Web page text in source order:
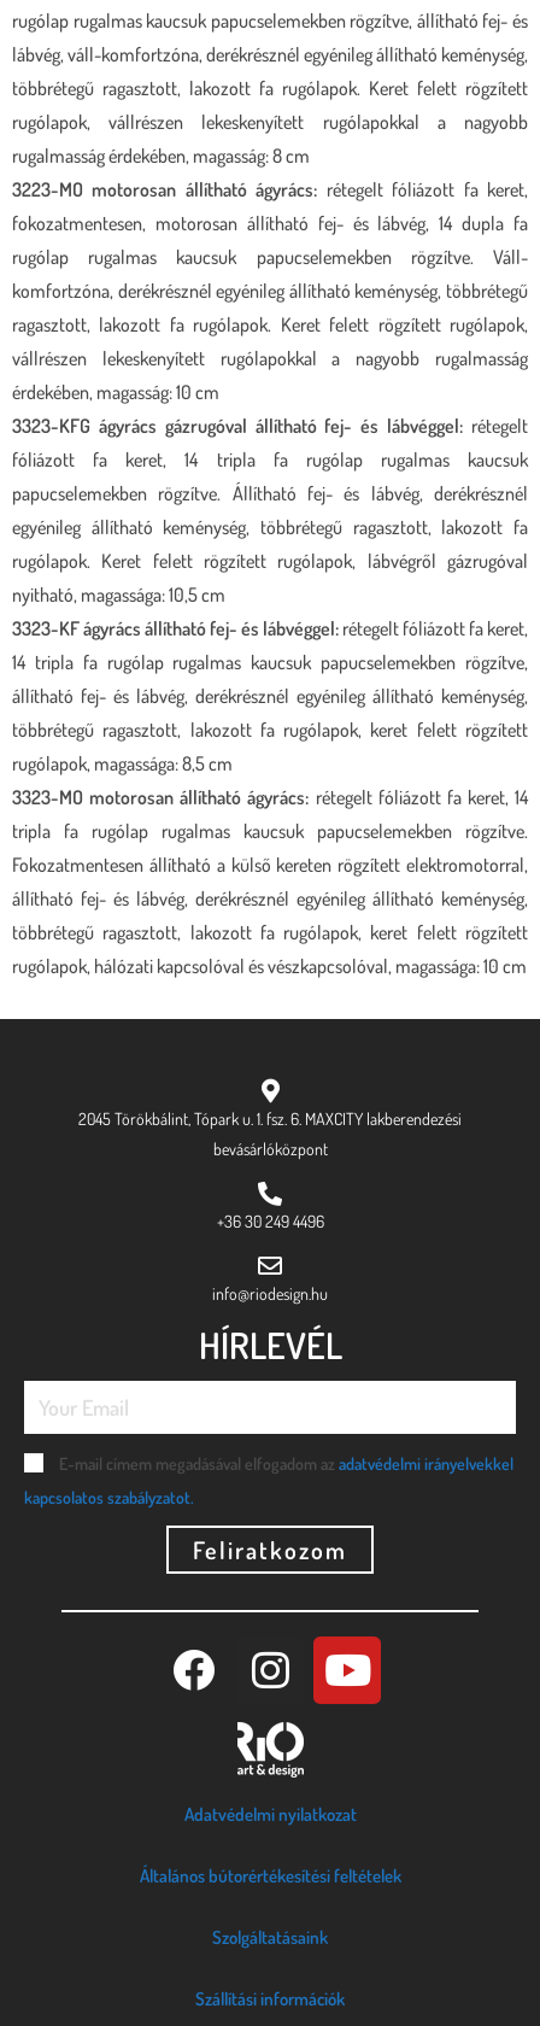
rugólap rugalmas kaucsuk papucselemekben rögzítve, állítható fej- és
lábvég, váll-komfortzóna, derékrésznél egyénileg állítható keménység,
többrétegű ragasztott, lakozott fa rugólapok. Keret felett rögzített
rugólapok, vállrészen lekeskenyített rugólapokkal a nagyobb
rugalmasság érdekében, magasság: 8 cm
3223-MO motorosan állítható ágyrács: rétegelt fóliázott fa keret,
fokozatmentesen, motorosan állítható fej- és lábvég, 14 dupla fa
rugólap rugalmas kaucsuk papucselemekben rögzítve. Váll-
komfortzóna, derékrésznél egyénileg állítható keménység, többrétegű
ragasztott, lakozott fa rugólapok. Keret felett rögzített rugólapok,
vállrészen lekeskenyített rugólapokkal a nagyobb rugalmasság
érdekében, magasság: 10 cm
3323-KFG ágyrács gázrugóval állítható fej- és lábvéggel: rétegelt
fóliázott fa keret, 14 tripla fa rugólap rugalmas kaucsuk
papucselemekben rögzítve. Állítható fej- és lábvég, derékrésznél
egyénileg állítható keménység, többrétegű ragasztott, lakozott fa
rugólapok. Keret felett rögzített rugólapok, lábvégről gázrugóval
nyitható, magassága: 10,5 cm
3323-KF ágyrács állítható fej- és lábvéggel: rétegelt fóliázott fa keret,
14 tripla fa rugólap rugalmas kaucsuk papucselemekben rögzítve,
állítható fej- és lábvég, derékrésznél egyénileg állítható keménység,
többrétegű ragasztott, lakozott fa rugólapok, keret felett rögzített
rugólapok, magassága: 8,5 cm
3323-MO motorosan állítható ágyrács: rétegelt fóliázott fa keret, 14
tripla fa rugólap rugalmas kaucsuk papucselemekben rögzítve.
Fokozatmentesen állítható a külső kereten rögzített elektromotorral,
állítható fej- és lábvég, derékrésznél egyénileg állítható keménység,
többrétegű ragasztott, lakozott fa rugólapok, keret felett rögzített
rugólapok, hálózati kapcsolóval és vészkapcsolóval, magassága: 10 cm
2045 Törökbálint, Tópark u. 1. fsz. 6. MAXCITY lakberendezési
bevásárlóközpont
+36 30 249 4496
info@riodesign.hu
HÍRLEVÉL
E-mail címem megadásával elfogadom az adatvédelmi irányelvekkel
kapcsolatos szabályzatot.
Feliratkozom
Adatvédelmi nyilatkozat
Általános bútorértékesítési feltételek
Szolgáltatásaink
Szállítási információk